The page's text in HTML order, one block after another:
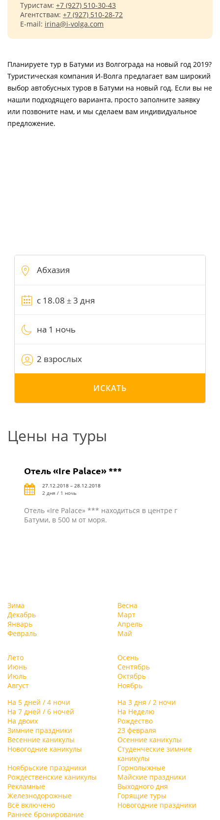
Туристам: +7 (927) 510-30-43
Агентствам: +7 (927) 510-28-72
E-mail: irina@i-volga.com
Планируете тур в Батуми из Волгограда на новый год 2019?
Туристическая компания И-Волга предлагает вам широкий
выбор автобусных туров в Батуми на новый год. Если вы не
нашли подходящего варианта, просто заполните заявку
или позвоните нам, и мы сделаем вам индивидуальное
предложение.
на 1 ночь
2 взрослых
ИСКАТЬ
Цены на туры
Отель «Ire Palace» ***
27.12.2018 – 28.12.2018
2 дня / 1 ночь
Отель «Ire Palace» *** находиться в центре г
Батуми, в 500 м от моря.
Зима
Декабрь
Январь
Февраль
Весна
Март
Апрель
Май
Лето
Июнь
Июль
Август
Осень
Сентябрь
Октябрь
Ноябрь
На 5 дней / 4 ночи
На 3 дня / 2 ночи
На 7 дней / 6 ночей
На Неделю
На двоих
Рождество
Зимние праздники
23 февраля
Весенние каникулы
Осенние каникулы
Новогодние каникулы
Студенческие зимние
каникулы
Ноябрьские праздники
Горнолыжные
Рождественские каникулы
Майские праздники
Рекламные
Выходного дня
Железнодорожные
Горящие туры
Всё включено
Новогодние праздники
Раннее бронирование